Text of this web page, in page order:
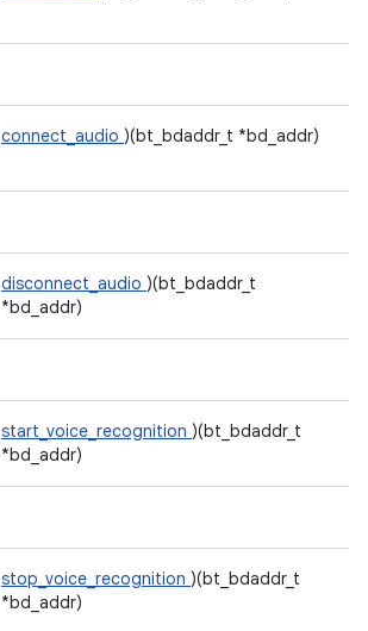
connect_audio )(bt_bdaddr_t *bd_addr)
disconnect_audio )(bt_bdaddr_t
*bd_addr)
start_voice_recognition )(bt_bdaddr_t
*bd_addr)
stop_voice_recognition )(bt_bdaddr_t
*bd_addr)